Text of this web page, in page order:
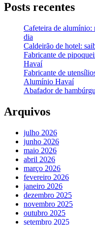
Posts recentes
Cafeteira de alumínio:
dia
Caldeirão de hotel:
Fabricante de
Havaí
Fabricante de
Alumínio Havaí
Abafador de
Arquivos
julho 2026
junho 2026
maio 2026
abril 2026
março 2026
fevereiro 2026
janeiro 2026
dezembro 2025
novembro 2025
outubro 2025
setembro 2025